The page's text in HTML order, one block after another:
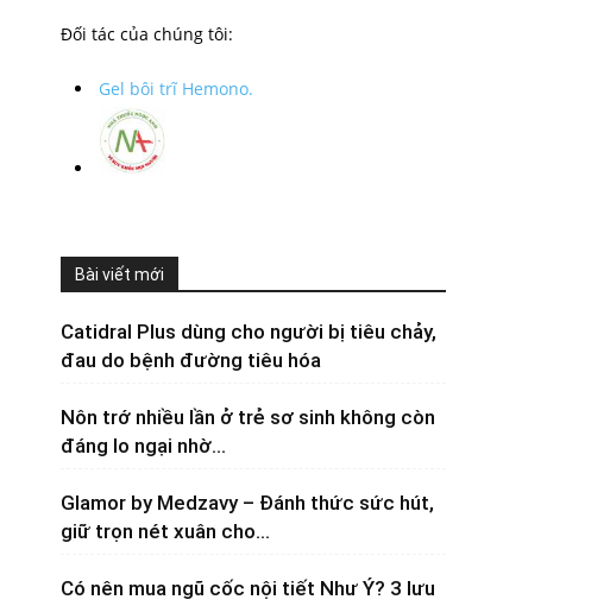
Đối tác của chúng tôi:
Gel bôi trĩ Hemono.
Bài viết mới
Catidral Plus dùng cho người bị tiêu chảy,
đau do bệnh đường tiêu hóa
Nôn trớ nhiều lần ở trẻ sơ sinh không còn
đáng lo ngại nhờ...
Glamor by Medzavy – Đánh thức sức hút,
giữ trọn nét xuân cho...
Có nên mua ngũ cốc nội tiết Như Ý? 3 lưu